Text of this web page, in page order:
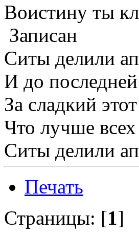
Воистину ты
Записан
Ситы делили
И до последней
За сладкий
Что лучше
Ситы делили
Печать
Страницы: [1]